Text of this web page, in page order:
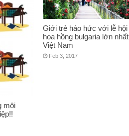
môi
Giới trẻ háo hức với lễ hội
hoa hồng bulgaria lớn nhất
Việt Nam
Feb 3, 2017